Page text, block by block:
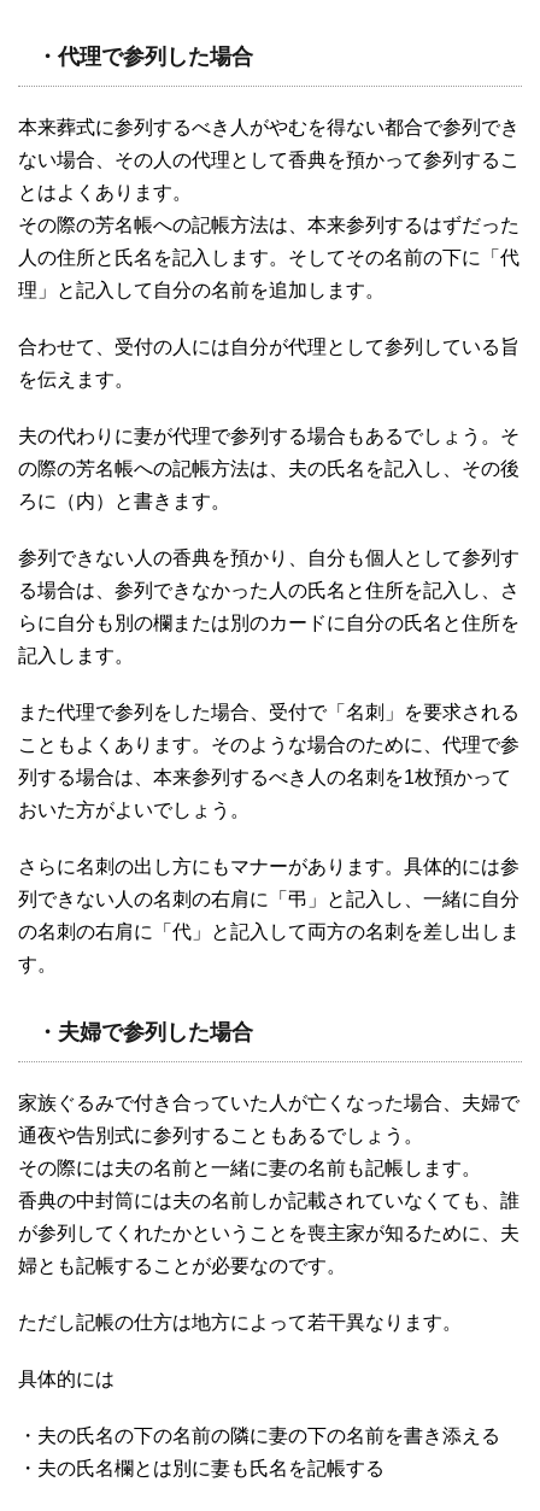
・代理で参列した場合
本来葬式に参列するべき人がやむを得ない都合で参列でき
ない場合、その人の代理として香典を預かって参列するこ
とはよくあります。
その際の芳名帳への記帳方法は、本来参列するはずだった
人の住所と氏名を記入します。そしてその名前の下に「代
理」と記入して自分の名前を追加します。
合わせて、受付の人には自分が代理として参列している旨
を伝えます。
夫の代わりに妻が代理で参列する場合もあるでしょう。そ
の際の芳名帳への記帳方法は、夫の氏名を記入し、その後
ろに（内）と書きます。
参列できない人の香典を預かり、自分も個人として参列す
る場合は、参列できなかった人の氏名と住所を記入し、さ
らに自分も別の欄または別のカードに自分の氏名と住所を
記入します。
また代理で参列をした場合、受付で「名刺」を要求される
こともよくあります。そのような場合のために、代理で参
列する場合は、本来参列するべき人の名刺を1枚預かって
おいた方がよいでしょう。
さらに名刺の出し方にもマナーがあります。具体的には参
列できない人の名刺の右肩に「弔」と記入し、一緒に自分
の名刺の右肩に「代」と記入して両方の名刺を差し出しま
す。
・夫婦で参列した場合
家族ぐるみで付き合っていた人が亡くなった場合、夫婦で
通夜や告別式に参列することもあるでしょう。
その際には夫の名前と一緒に妻の名前も記帳します。
香典の中封筒には夫の名前しか記載されていなくても、誰
が参列してくれたかということを喪主家が知るために、夫
婦とも記帳することが必要なのです。
ただし記帳の仕方は地方によって若干異なります。
具体的には
・夫の氏名の下の名前の隣に妻の下の名前を書き添える
・夫の氏名欄とは別に妻も氏名を記帳する